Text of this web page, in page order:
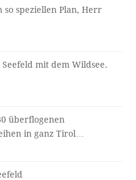
so speziellen Plan, Herr
Seefeld mit dem Wildsee.
überflogenen
in ganz Tirol…